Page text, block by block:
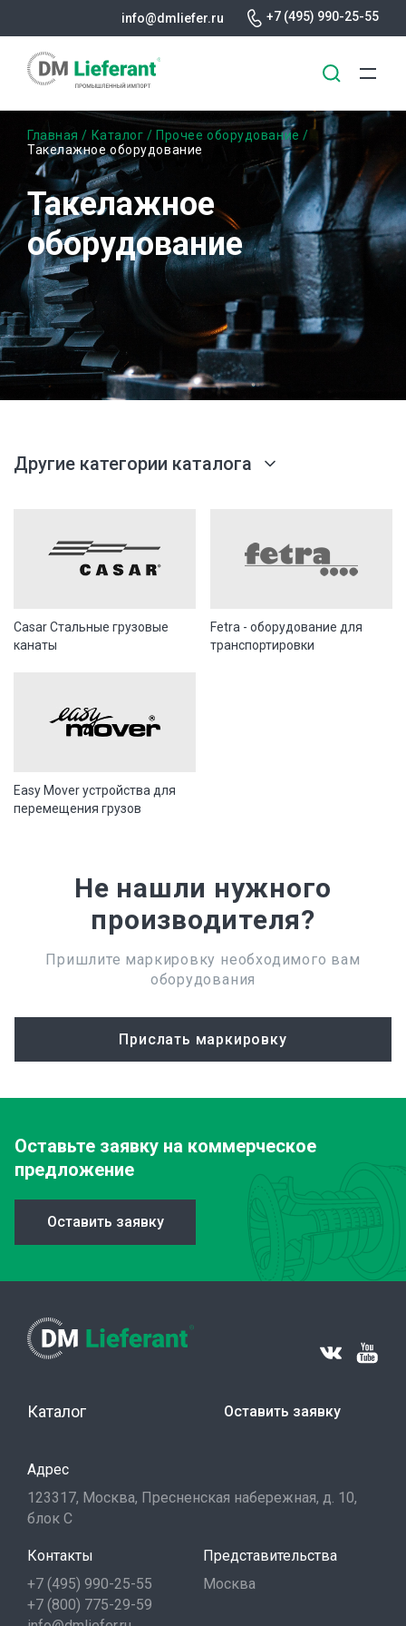
основному
содержанию
info@dmliefer.ru +7 (495) 990-25-55
Строка
навигации
Главная Каталог
Прочее оборудование
Такелажное оборудование
Такелажное
оборудование
Другие категории каталога
Casar Стальные грузовые
канаты
Fetra - оборудование для
транспортировки
Easy Mover устройства для
перемещения грузов
Не нашли нужного
производителя?
Пришлите маркировку необходимого вам
оборудования
Прислать маркировку
Оставьте заявку на коммерческое
предложение
Оставить заявку
Каталог Оставить заявку
Адрес
123317, Москва, Пресненская набережная, д. 10,
блок С
Контакты
+7 (495) 990-25-55
+7 (800) 775-29-59
Представительства
Москва